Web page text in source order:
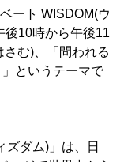
ート WISDOM(ウ
後10時から午後11
む)、「問われる
というテーマで
ズダム)」は、日